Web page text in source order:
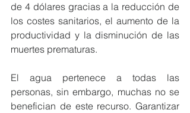
de 4 dólares gracias a la reducción de
los costes sanitarios, el aumento de la
productividad y la disminución de las
muertes prematuras.
El agua pertenece a todas las
personas, sin embargo, muchas no se
benefician de este recurso. Garantizar